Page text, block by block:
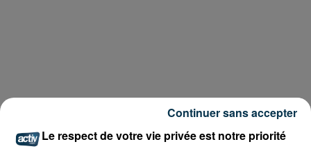
Le respect de votre vie privée est notre priorité
Continuer sans accepter